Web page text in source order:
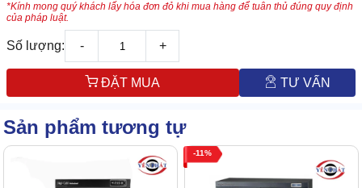
*Kính mong quý khách lấy hóa đơn đỏ khi mua hàng để tuân thủ đúng quy định
của pháp luật.
Số lượng: - +
ĐẶT MUA TƯ VẤN
Sản phẩm tương tự
11